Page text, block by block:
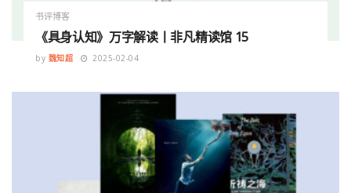
书评博客
《具身认知》万字解读丨非凡精读馆 15
by 魏知超 2025-02-04